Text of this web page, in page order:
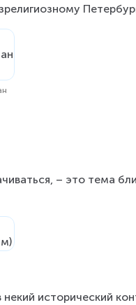
– это тема
исторический